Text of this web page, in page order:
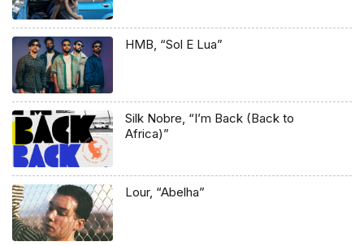
HMB, “Sol E Lua”
Silk Nobre, “I’m Back (Back to
Africa)”
Lour, “Abelha”